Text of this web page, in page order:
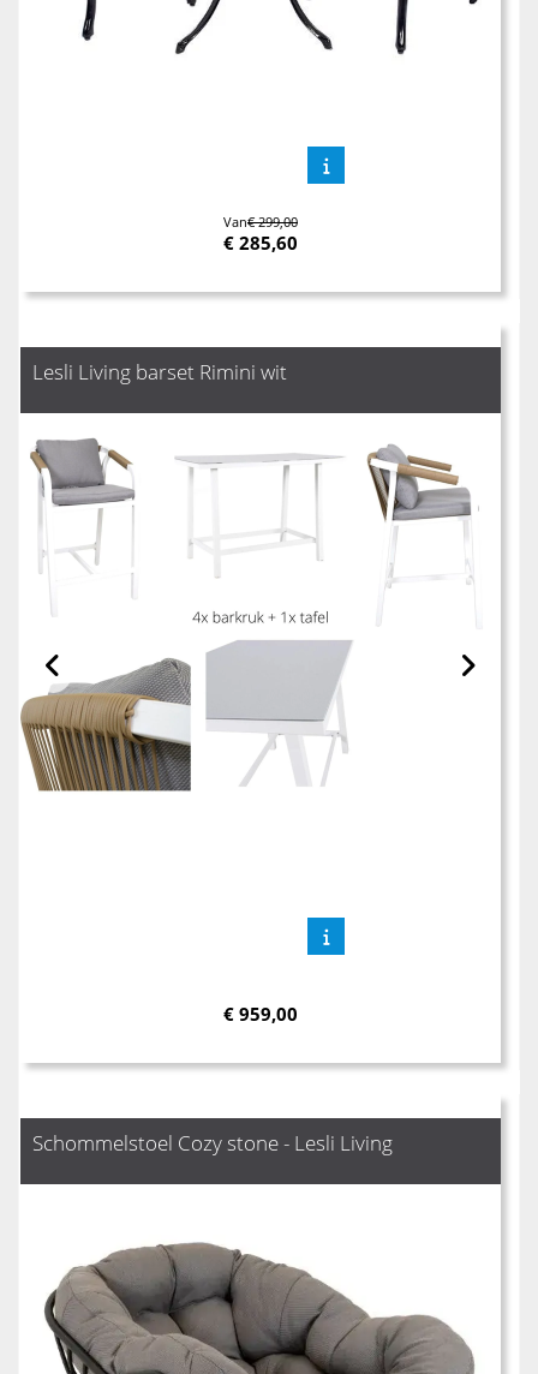
Van€ 299,00
€ 285,60
Lesli Living barset Rimini wit
€ 959,00
Schommelstoel Cozy stone - Lesli Living